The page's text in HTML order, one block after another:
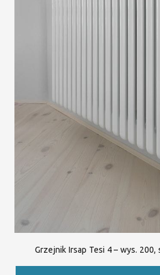
Grzejnik Irsap Tesi 4 – wys. 200,